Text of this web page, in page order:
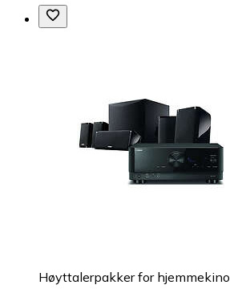
Høyttalerpakker for hjemmekino